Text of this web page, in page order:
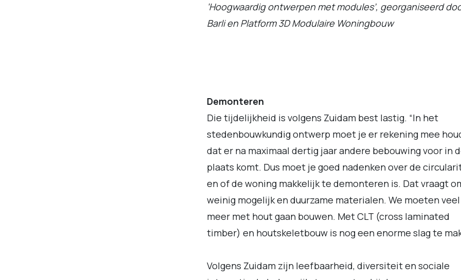
‘Hoogwaardig ontwerpen met modules’, georganiseerd
Barli en Platform 3D Modulaire Woningbouw
Demonteren
Die tijdelijkheid is volgens Zuidam best lastig. “In het
stedenbouwkundig ontwerp moet je er rekening mee
dat er na maximaal dertig jaar andere bebouwing voor in
plaats komt. Dus moet je goed nadenken over de
en of de woning makkelijk te demonteren is. Dat vraagt
weinig mogelijk en duurzame materialen. We moeten veel
meer met hout gaan bouwen. Met CLT (cross laminated
timber) en houtskeletbouw is nog een enorme slag te
Volgens Zuidam zijn leefbaarheid, diversiteit en sociale